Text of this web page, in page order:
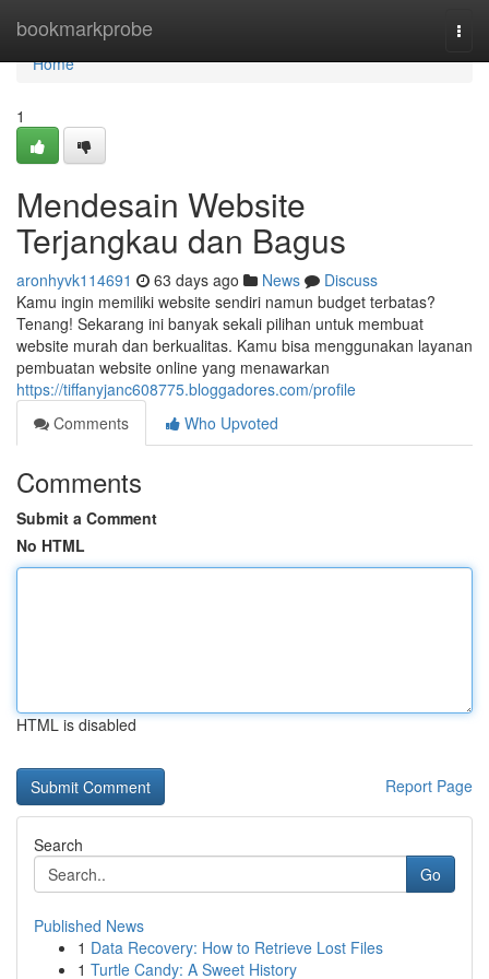
bookmarkprobe
Home
Home
1
Mendesain Website
Terjangkau dan Bagus
aronhyvk114691 63 days ago News
Discuss
Kamu ingin memiliki website sendiri namun budget terbatas?
Tenang! Sekarang ini banyak sekali pilihan untuk membuat
website murah dan berkualitas. Kamu bisa menggunakan layanan
pembuatan website online yang menawarkan
https://tiffanyjanc608775.bloggadores.com/profile
Comments
Who Upvoted
Comments
Submit a Comment
No HTML
HTML is disabled
Report Page
Search
Go
Published News
1 Data Recovery: How to Retrieve Lost Files
1 Turtle Candy: A Sweet History